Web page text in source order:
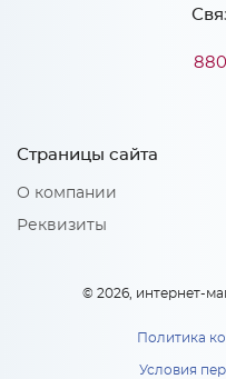
Страницы сайта
О компании
Реквизиты
© 2026, интернет-
Политика
Условия